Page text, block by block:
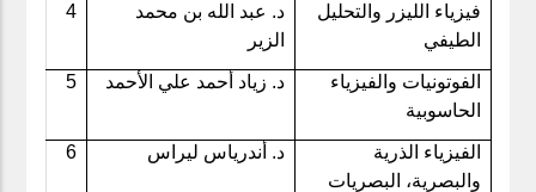
فيزياء الليزر والتحليل
الطيفي
د. عبد الله بن محمد
الزير
4
الفوتونيات والفيزياء
الحاسوبية
د. زياد أحمد علي الأحمد 5
الفيزياء الذرية
والبصرية، البصريات
د. أندرياس ليراس 6